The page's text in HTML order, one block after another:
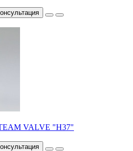
VALVE "H37"